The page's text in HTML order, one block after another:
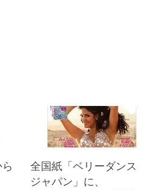
全国紙「ベリーダンス
ジャパン」に、